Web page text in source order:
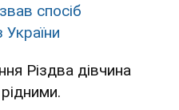
спосіб
України
Різдва дівчина